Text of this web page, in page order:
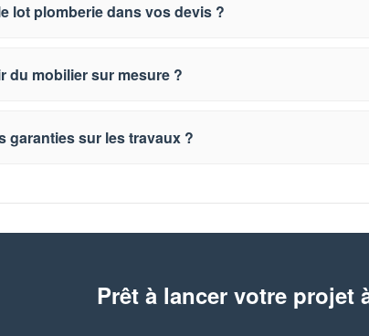
lot plomberie dans vos devis ?
du mobilier sur mesure ?
garanties sur les travaux ?
Prêt à lancer votre projet